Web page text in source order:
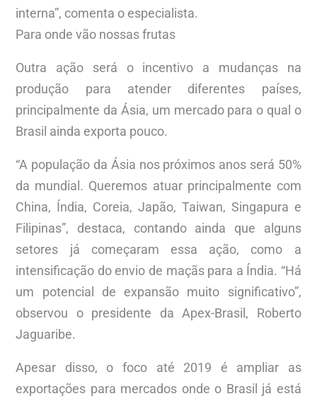
interna”, comenta o especialista.
Para onde vão nossas frutas
Outra ação será o incentivo a mudanças na
produção para atender diferentes países,
principalmente da Ásia, um mercado para o qual o
Brasil ainda exporta pouco.
“A população da Ásia nos próximos anos será 50%
da mundial. Queremos atuar principalmente com
China, Índia, Coreia, Japão, Taiwan, Singapura e
Filipinas”, destaca, contando ainda que alguns
setores já começaram essa ação, como a
intensificação do envio de maçãs para a Índia. “Há
um potencial de expansão muito significativo”,
observou o presidente da Apex-Brasil, Roberto
Jaguaribe.
Apesar disso, o foco até 2019 é ampliar as
exportações para mercados onde o Brasil já está